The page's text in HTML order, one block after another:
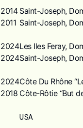
2014 Saint-Joseph,
2011 Saint-Joseph,
2024Les Iles Feray,
2024Saint-Joseph,
2024Côte Du Rhône
2018 Côte-Rôtie “But
USA